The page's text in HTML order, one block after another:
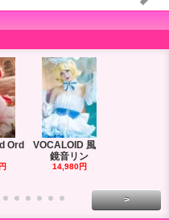
Ord
VOCALOID 風
鏡音リン
14,980円
>